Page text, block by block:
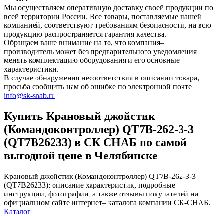
Мы осуществляем оперативную доставку своей продукции по
всей территории России. Все товары, поставляемые нашей
компанией, соответствуют требованиям безопасности, на всю
продукцию распространяется гарантия качества.
Обращаем ваше внимание на то, что компания–
производитель может без предварительного уведомления
менять комплектацию оборудования и его основные
характеристики.
В случае обнаружения несоответствия в описании товара,
просьба сообщить нам об ошибке по электронной почте
info@sk-snab.ru
Купить Крановый джойстик
(Командоконтроллер) QT7B-262-3-3
(QT7B26233) в СК СНАБ по самой
выгодной цене в Челябинске
Крановый джойстик (Командоконтроллер) QT7B-262-3-3
(QT7B26233): описание характеристик, подробные
инструкции, фотографии, а также отзывы покупателей на
официальном сайте интернет– каталога компании СК-СНАБ.
Каталог